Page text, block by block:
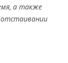
а также